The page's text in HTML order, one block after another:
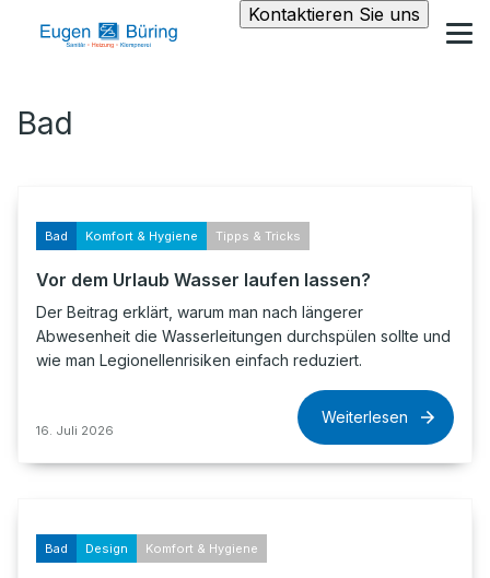
Kontaktieren Sie uns
Bad
Bad Komfort & Hygiene Tipps & Tricks
Vor dem Urlaub Wasser laufen lassen?
Der Beitrag erklärt, warum man nach längerer
Abwesenheit die Wasserleitungen durchspülen sollte und
wie man Legionellenrisiken einfach reduziert.
16. Juli 2026
Weiterlesen
Bad Design Komfort & Hygiene